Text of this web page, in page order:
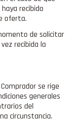
recibido
oferta.
de solicitar
recibida la
se rige
generales
del
circunstancia.